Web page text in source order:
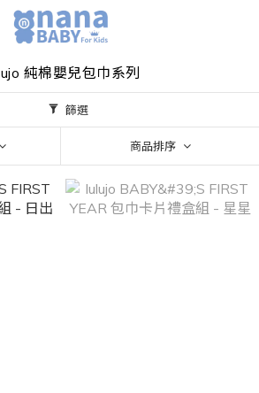
純棉嬰兒包巾系列
篩選
商品排序